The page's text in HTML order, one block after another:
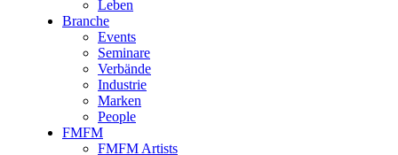
Leben
Branche
Events
Seminare
Verbände
Industrie
Marken
People
FMFM
FMFM Artists